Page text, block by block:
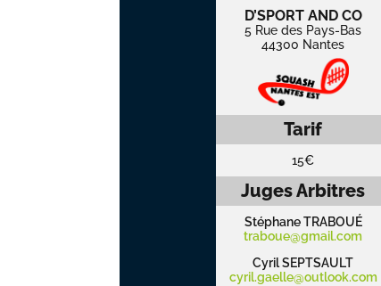
D’SPORT AND CO
5 Rue des Pays-Bas
44300 Nantes
Tarif
15€
Juges Arbitres
Stéphane TRABOUÉ
traboue@gmail.com
Cyril SEPTSAULT
cyril.gaelle@outlook.com